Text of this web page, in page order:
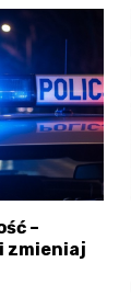
–
zmieniaj